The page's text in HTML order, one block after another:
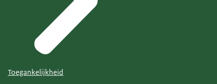
Toegankelijkheid